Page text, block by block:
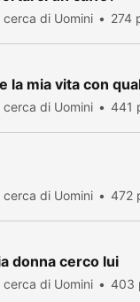
cerca di Uomini 274
la mia vita con
cerca di Uomini 441
cerca di Uomini 472
donna cerco lui
cerca di Uomini 403